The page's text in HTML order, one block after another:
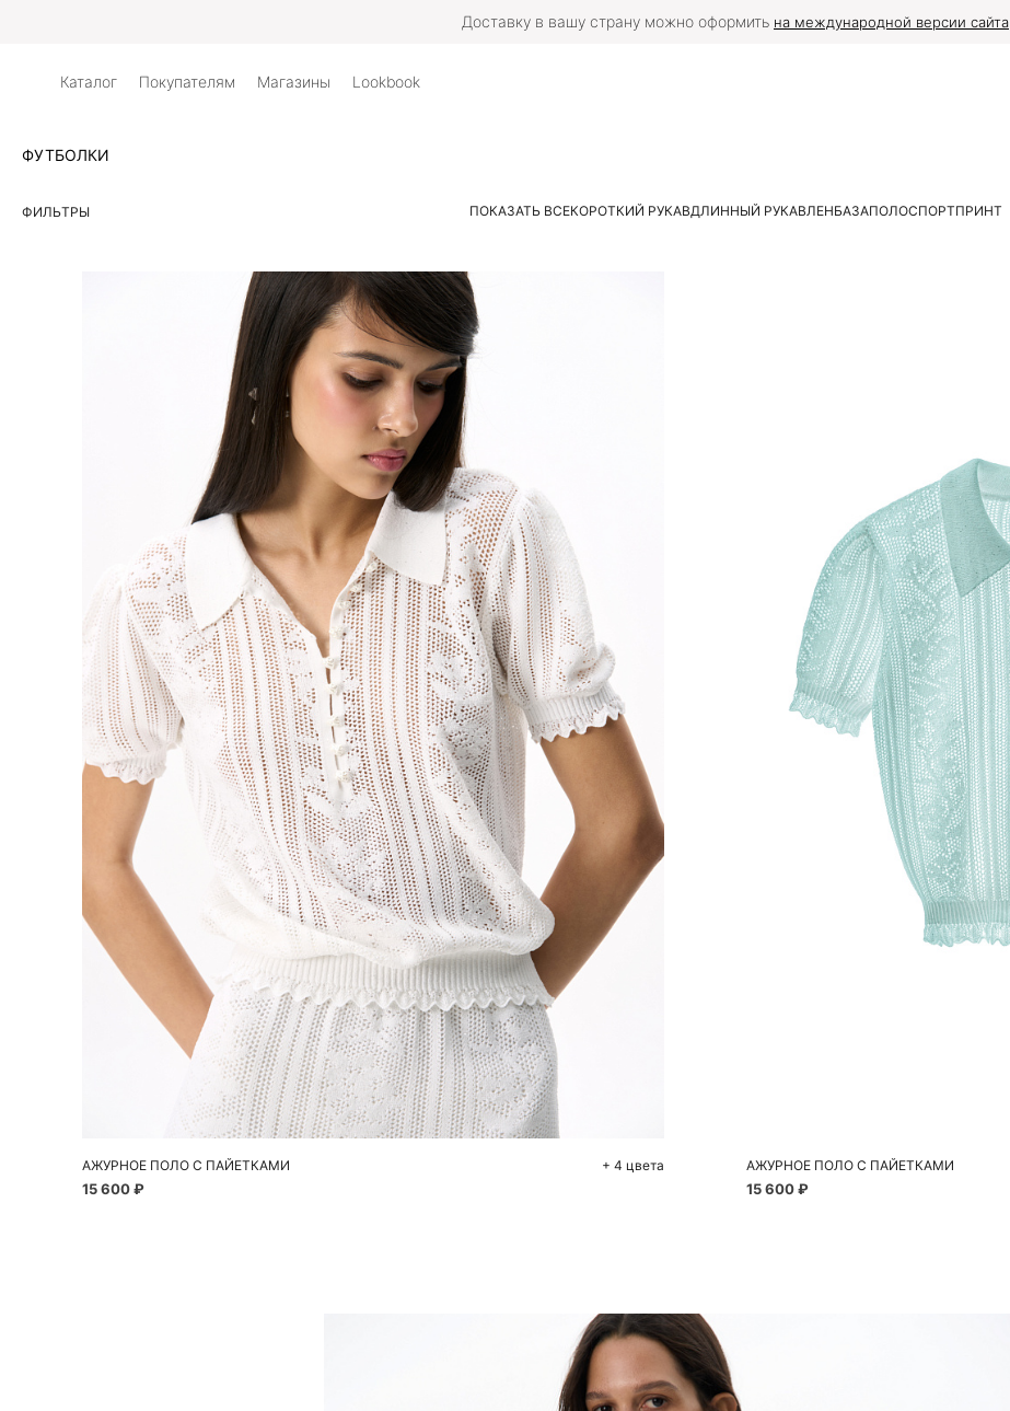
Доставку в вашу страну можно оформить на международной версии сайта
Каталог Покупателям Магазины Lookbook
ФУТБОЛКИ
ФИЛЬТРЫ ПОКАЗАТЬ ВСЕКОРОТКИЙ РУКАВДЛИННЫЙ РУКАВЛЕНБАЗАПОЛОСПОРТПРИНТ
Добавить в корзину
S M L
АЖУРНОЕ ПОЛО С ПАЙЕТКАМИ + 4 цвета
15 600 ₽
АЖУРНОЕ ПОЛО С ПАЙЕТКАМИ
15 600 ₽